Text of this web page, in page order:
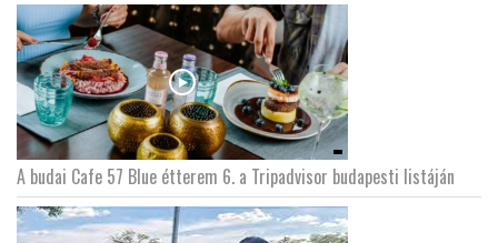
A budai Cafe 57 Blue étterem 6. a Tripadvisor budapesti listáján